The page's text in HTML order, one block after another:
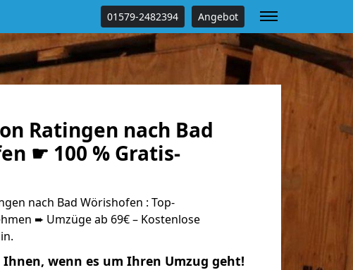
01579-2482394 Angebot
Ratingen nach Bad
☛ 100 % Gratis-
nach Bad Wörishofen : Top-
➨ Umzüge ab 69€ – Kostenlose
wenn es um Ihren Umzug geht!